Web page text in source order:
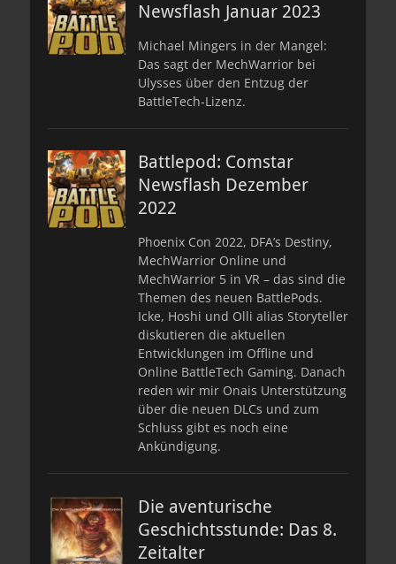
Newsflash Januar 2023
Michael Mingers in der Mangel:
Das sagt der MechWarrior bei
Ulysses über den Entzug der
BattleTech-Lizenz.
Battlepod: Comstar
Newsflash Dezember
2022
Phoenix Con 2022, DFA’s Destiny,
MechWarrior Online und
MechWarrior 5 in VR – das sind die
Themen des neuen BattlePods.
Icke, Hoshi und Olli alias Storyteller
diskutieren die aktuellen
Entwicklungen im Offline und
Online BattleTech Gaming. Danach
reden wir mir Onais Unterstützung
über die neuen DLCs und zum
Schluss gibt es noch eine
Ankündigung.
Die aventurische
Geschichtsstunde: Das 8.
Zeitalter